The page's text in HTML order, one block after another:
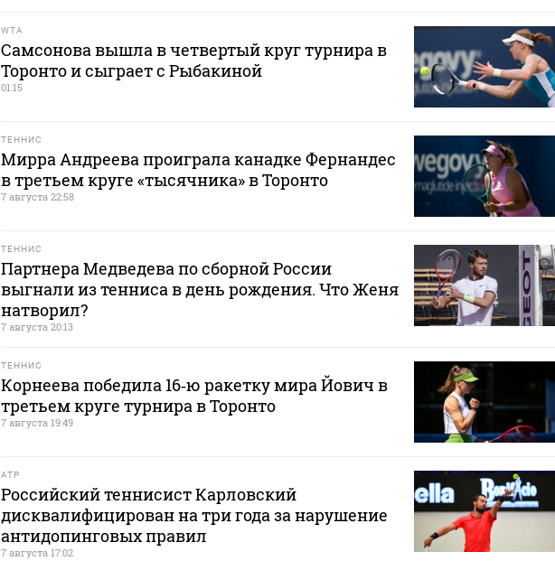
WTA
Самсонова вышла в четвертый круг турнира в
Торонто и сыграет с Рыбакиной
01:15
ТЕННИС
Мирра Андреева проиграла канадке Фернандес
в третьем круге «тысячника» в Торонто
7 августа 22:58
ТЕННИС
Партнера Медведева по сборной России
выгнали из тенниса в день рождения. Что Женя
натворил?
7 августа 20:13
ТЕННИС
Корнеева победила 16‑ю ракетку мира Йович в
третьем круге турнира в Торонто
7 августа 19:49
ATP
Российский теннисист Карловский
дисквалифицирован на три года за нарушение
антидопинговых правил
7 августа 17:02